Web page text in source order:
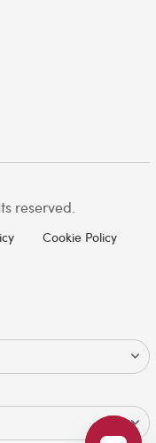
reserved.
Cookie Policy